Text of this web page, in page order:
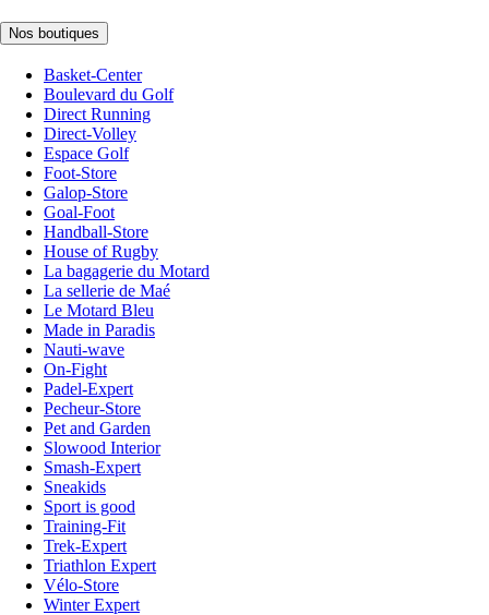
Nos boutiques
Basket-Center
Boulevard du Golf
Direct Running
Direct-Volley
Espace Golf
Foot-Store
Galop-Store
Goal-Foot
Handball-Store
House of Rugby
La bagagerie du Motard
La sellerie de Maé
Le Motard Bleu
Made in Paradis
Nauti-wave
On-Fight
Padel-Expert
Pecheur-Store
Pet and Garden
Slowood Interior
Smash-Expert
Sneakids
Sport is good
Training-Fit
Trek-Expert
Triathlon Expert
Vélo-Store
Winter Expert